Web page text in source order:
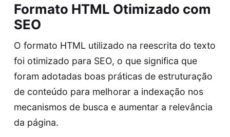
Formato HTML Otimizado com
SEO
O formato HTML utilizado na reescrita do texto
foi otimizado para SEO, o que significa que
foram adotadas boas práticas de estruturação
de conteúdo para melhorar a indexação nos
mecanismos de busca e aumentar a relevância
da página.